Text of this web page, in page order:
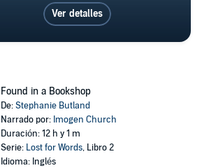
Ver detalles
Found in a Bookshop
De:Stephanie Butland
Narrado por: Imogen Church
Duración: 12 h y 1 m
Serie: Lost for Words, Libro 2
Idioma: Inglés